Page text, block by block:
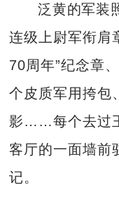
泛黄的军装
连级上尉军衔肩
70周年”纪念章
个皮质军用挎包
影……每个去过
客厅的一面墙前
记。